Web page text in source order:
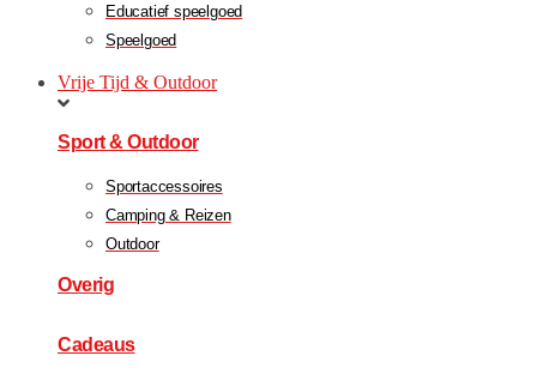
Educatief speelgoed
Speelgoed
Vrije Tijd & Outdoor
Sport & Outdoor
Sportaccessoires
Camping & Reizen
Outdoor
Overig
Cadeaus